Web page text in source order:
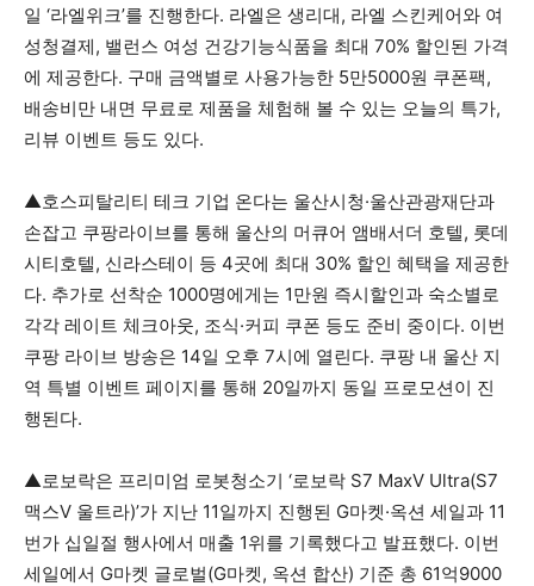
일 ‘라엘위크’를 진행한다. 라엘은 생리대, 라엘 스킨케어와 여
성청결제, 밸런스 여성 건강기능식품을 최대 70% 할인된 가격
에 제공한다. 구매 금액별로 사용가능한 5만5000원 쿠폰팩,
배송비만 내면 무료로 제품을 체험해 볼 수 있는 오늘의 특가,
리뷰 이벤트 등도 있다.
▲호스피탈리티 테크 기업 온다는 울산시청·울산관광재단과
손잡고 쿠팡라이브를 통해 울산의 머큐어 앰배서더 호텔, 롯데
시티호텔, 신라스테이 등 4곳에 최대 30% 할인 혜택을 제공한
다. 추가로 선착순 1000명에게는 1만원 즉시할인과 숙소별로
각각 레이트 체크아웃, 조식·커피 쿠폰 등도 준비 중이다. 이번
쿠팡 라이브 방송은 14일 오후 7시에 열린다. 쿠팡 내 울산 지
역 특별 이벤트 페이지를 통해 20일까지 동일 프로모션이 진
행된다.
▲로보락은 프리미엄 로봇청소기 ‘로보락 S7 MaxV Ultra(S7
맥스V 울트라)’가 지난 11일까지 진행된 G마켓·옥션 세일과 11
번가 십일절 행사에서 매출 1위를 기록했다고 발표했다. 이번
세일에서 G마켓 글로벌(G마켓, 옥션 합산) 기준 총 61억9000